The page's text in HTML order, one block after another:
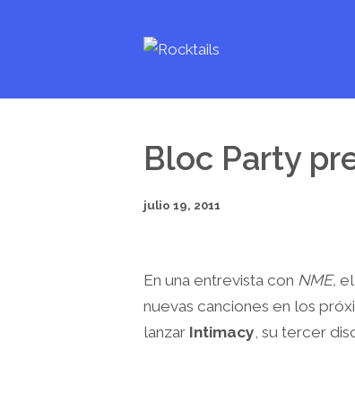
Bloc Party
julio 19, 2011
En una entrevista con NME,
nuevas canciones en los
lanzar Intimacy, su tercer